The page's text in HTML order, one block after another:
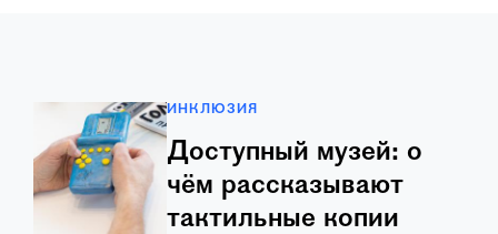
ИНКЛЮЗИЯ
Доступный музей: о
чём рассказывают
тактильные копии